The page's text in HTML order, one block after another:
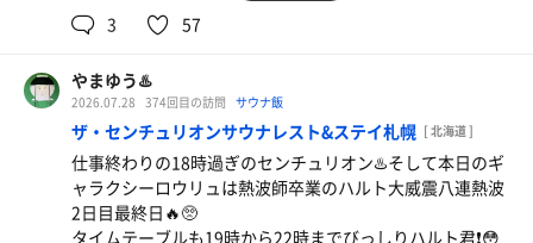
心地よい🍵☺️そして次はニセコグレイシアマウンテン
ッキリとした香り🌲☺️そしてここでマキタのブロアー
（小）×2台登場❗️🔥🔥😳2台の小型ブロアー稼働で熱々🔥
☺️💦最後は個別ブロアー🔥小型ながらもなかなか熱い❗️🔥
😱
その後は20分間隔のオートロウリュに合わせてサウナ🔥→
水風呂❄️→外気浴✨→温泉♨️のローテーション🔁18時近く
には宿泊者が多くなってきたけどすぐに収まってサウナ室
を開けてハルビアメインのロウリュ🪨🔥最初はアウフグー
ように感じる😎後半は団扇で熱波🔥ドアを開けながらでも
じっくり熱い🔥☺️💦そしてドアを締め切ってハルビアとメ
トスに同時にロウリュしてガッツリ熱くなったところで参
加者の投票で選ばれた団扇で熱波🔥🔥今日は特に力強い団
扇捌きで熱々❗️🔥😱💦調子に乗って下段から中段に移動し
て爆汗😅💦そしてさらにロウリュ後はブロアー❗️🔥ブロア
ーの風量を徐々に上げていくと退出者続出の熱々状態🔥最
3 57
やまゆう♨️
2026.07.28 374回目の訪問 サウナ飯
ザ・センチュリオンサウナレスト&ステイ札幌 [ 北海道 ]
仕事終わりの18時過ぎのセンチュリオン♨️そして本日のギ
ャラクシーロウリュは熱波師卒業のハルト大威震八連熱波
2日目最終日🔥🥺
タイムテーブルも19時から22時までびっしりハルト君❗️😳